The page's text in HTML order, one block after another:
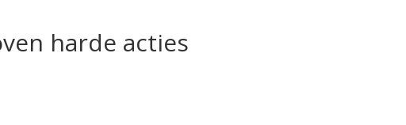
harde acties